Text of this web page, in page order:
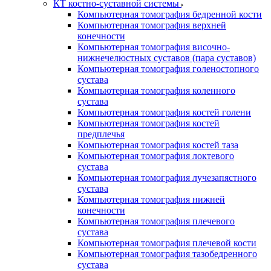
КТ костно-суставной системы
Компьютерная томография бедренной кости
Компьютерная томография верхней
конечности
Компьютерная томография височно-
нижнечелюстных суставов (пара суставов)
Компьютерная томография голеностопного
сустава
Компьютерная томография коленного
сустава
Компьютерная томография костей голени
Компьютерная томография костей
предплечья
Компьютерная томография костей таза
Компьютерная томография локтевого
сустава
Компьютерная томография лучезапястного
сустава
Компьютерная томография нижней
конечности
Компьютерная томография плечевого
сустава
Компьютерная томография плечевой кости
Компьютерная томография тазобедренного
сустава